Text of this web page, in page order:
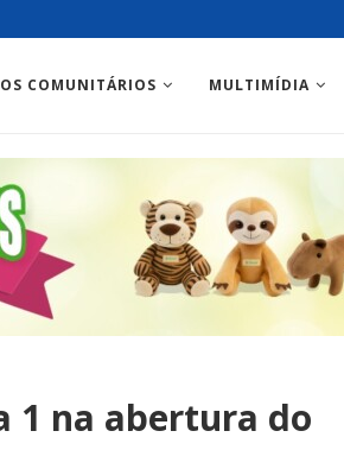
COMUNITÁRIOS MULTIMÍDIA
1 na abertura do